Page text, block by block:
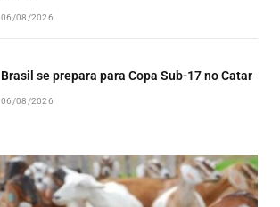
06/08/2026
Brasil se prepara para Copa Sub-17 no Catar
06/08/2026